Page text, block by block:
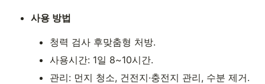
사용 방법
청력 검사 후맞춤형 처방.
사용시간: 1일 8~10시간.
관리: 먼지 청소, 건전지·충전지 관리, 수분 제거.